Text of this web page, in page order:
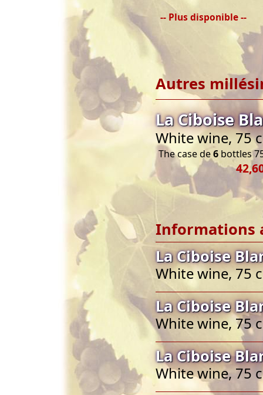
-- Plus disponible --
Autres
La Ciboise
White wine, 75
The case de6 bottles
Informations
La Ciboise
White wine, 75
La Ciboise
White wine, 75
La Ciboise
White wine, 75